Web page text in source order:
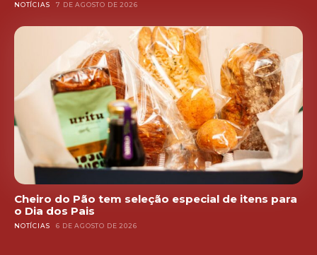
NOTÍCIAS 7 DE AGOSTO DE 2026
Cheiro do Pão tem seleção especial de itens para
o Dia dos Pais
NOTÍCIAS 6 DE AGOSTO DE 2026